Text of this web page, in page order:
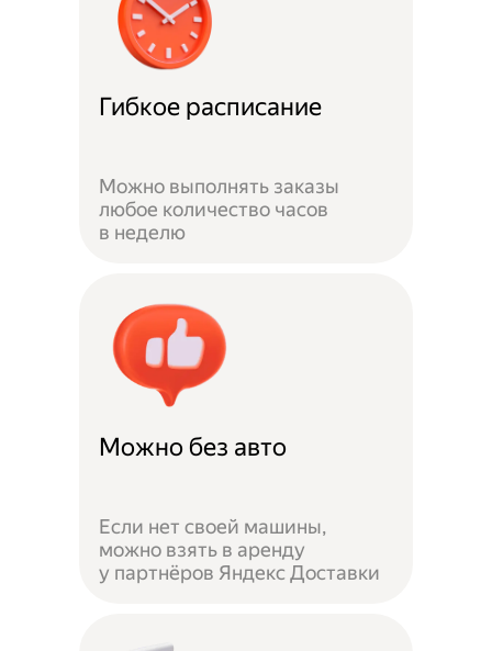
Гибкое расписание
Можно выполнять заказы
любое количество часов
в неделю
Можно без авто
Если нет своей машины,
можно взять в аренду
у партнёров Яндекс Доставки